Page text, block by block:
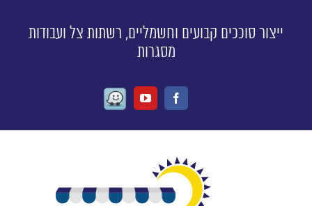
ייצור סוככים קבועים וחשמליים, רשתות צל ועבודות
מסגרות
Facebook
Youtube
Waze